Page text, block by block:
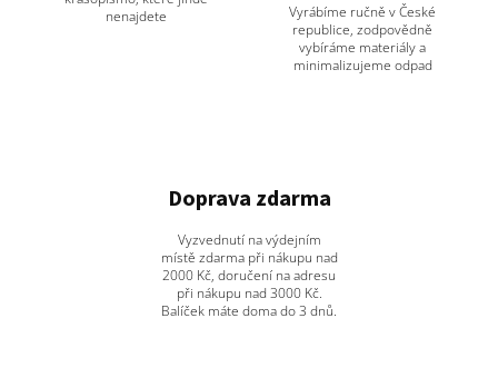
nenajdete
Vyrábíme ručně v České
republice, zodpovědně
vybíráme materiály a
minimalizujeme odpad
Doprava zdarma
Vyzvednutí na výdejním
místě zdarma při nákupu nad
2000 Kč, doručení na adresu
při nákupu nad 3000 Kč.
Balíček máte doma do 3 dnů.